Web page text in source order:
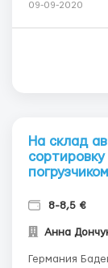
Суть работ:
труда
09-09-2020
На склад
8-8,5 €
Анна
Германия Баден Вюртемберг На склад автопродукции